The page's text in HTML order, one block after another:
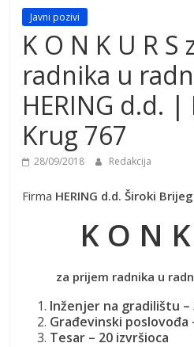
Javni pozivi
K O N K U R
radnika u
HERING d.d. |
Krug 767
28/09/2018 Redakcija
Firma HERING d.d. Široki
K O N
za prijem radnika u
Inženjer na gradilištu –
Građevinski poslovođa
Tesar – 20 izvršioca